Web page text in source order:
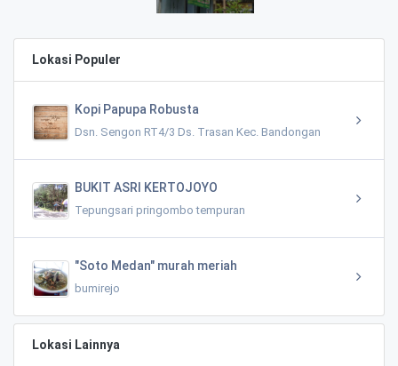
Lokasi Populer
Kopi Papupa Robusta
Dsn. Sengon RT4/3 Ds. Trasan Kec. Bandongan
BUKIT ASRI KERTOJOYO
Tepungsari pringombo tempuran
"Soto Medan" murah meriah
bumirejo
Lokasi Lainnya